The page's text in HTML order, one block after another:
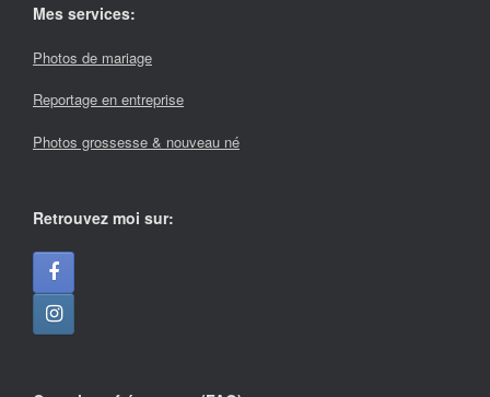
Mes services:
Photos de mariage
Reportage en entreprise
Photos grossesse & nouveau né
Retrouvez moi sur: